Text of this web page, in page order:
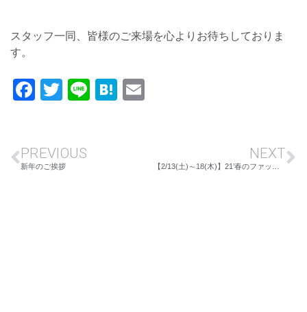
スタッフ一同、皆様のご来場を心よりお待ちしておりま
す。
Facebook
Twitter
LineHatena
PREVIOUS
新年のご挨拶
NEXT